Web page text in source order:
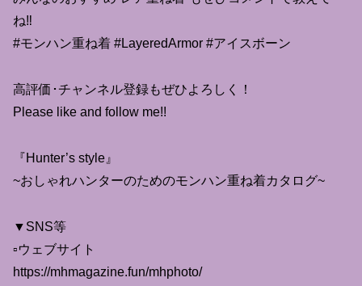
ね‼
#モンハン重ね着 #LayeredArmor #アイスボーン
高評価･チャンネル登録もぜひよろしく！
Please like and follow me!!
『Hunter’s style』
~おしゃれハンターのためのモンハン重ね着カタログ~
▼SNS等
▫ウェブサイト
https://mhmagazine.fun/mhphoto/